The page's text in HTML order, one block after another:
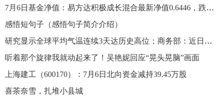
7月6日基金净值：易方达积极成长混合最新净值0.6446，跌1.27%
感悟短句子（感悟句子简介介绍）
研究显示全球平均气温连续3天达历史高位；商务部：近日将印发促进家居消费政策文件
听着那个旋律我就动起来了！吴艳妮回应“晃头晃脑”画面
上海建工（600170）：7月6日北向资金减持39.45万股
喜茶奈雪，扎堆小县城